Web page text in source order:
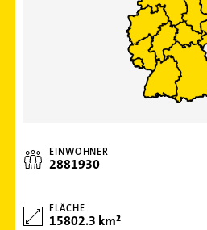
EINWOHNER
2881930
FLÄCHE
15802.3 km²